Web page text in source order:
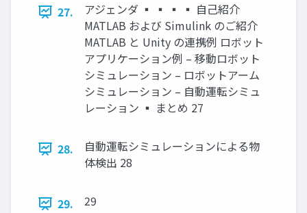
27.
アジェンダ ▪ ▪ ▪ ▪ 自己紹介
MATLAB および Simulink のご紹介
MATLAB と Unity の連携例 ロボット
アプリケーション例 – 移動ロボット
シミュレーション – ロボットアーム
シミュレーション – 自動運転シミュ
レーション ▪ まとめ 27
28.
自動運転シミュレーションによる物
体検出 28
29. 29